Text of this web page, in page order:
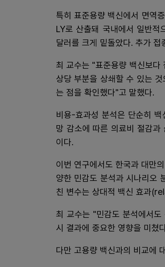
특히 표준용량 백신에서 면역
LY로 산출돼 국내에서 일반
달러를 크게 밑돌았다. 추가
최 교수는 "표준용량 백신보다
상당 부분을 상쇄할 수 있는
는 점을 확인했다"고 말했다.
비용-효과성 분석은 단순히
망 감소에 따른 의료비 절감과
이다.
이번 연구에서도 한국과 대만
양한 민감도 분석과 시나리오
친 변수는 상대적 백신 효과
최 교수는 "민감도 분석에서
시 결과에 중요한 영향을 미쳤
다만 고용량 백신과의 비교에